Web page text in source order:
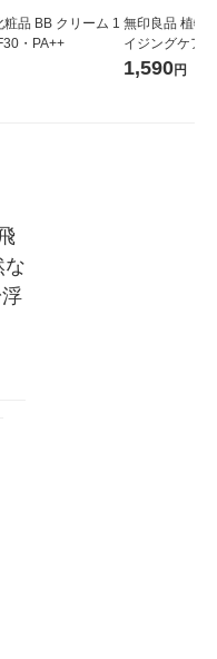
粧品 BB クリーム 1
・PA++
無印良品 植物
イジングケア
５０ｍＬ 良品
1,590円
な